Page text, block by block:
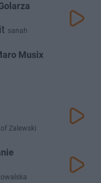
sanah
Musix
Zalewski